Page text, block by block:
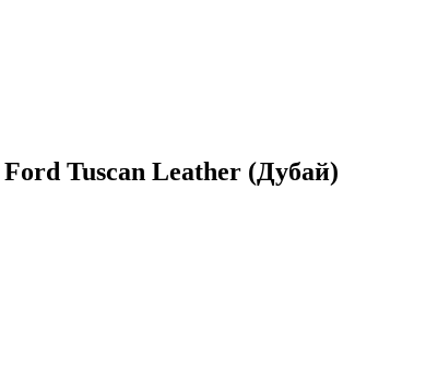
Tuscan Leather (Дубай)